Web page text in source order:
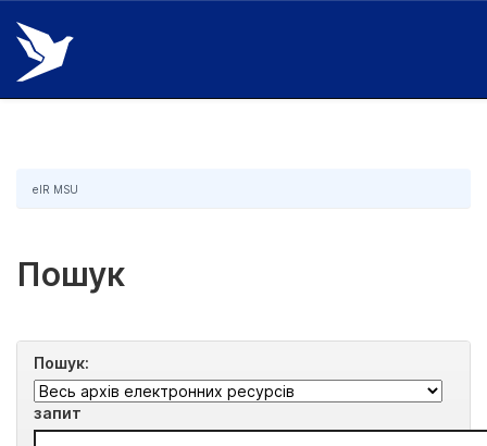
Skip
navigation
eIR MSU
Пошук
Пошук:
запит